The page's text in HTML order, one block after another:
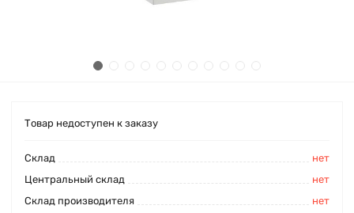
Товар недоступен к заказу
Cклад
нет
Центральный склад
нет
Склад производителя
нет